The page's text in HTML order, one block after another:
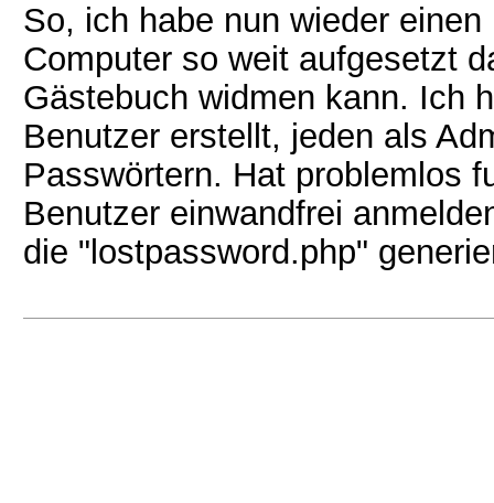
So, ich habe nun wieder
Computer so weit aufgesetzt
Gästebuch widmen kann. Ich
Benutzer erstellt, jeden als
Passwörtern. Hat problemlos
Benutzer einwandfrei
die "lostpassword.php"